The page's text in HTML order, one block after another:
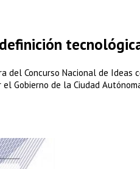
Concurso Nacional de Ideas
Gobierno de la Ciudad